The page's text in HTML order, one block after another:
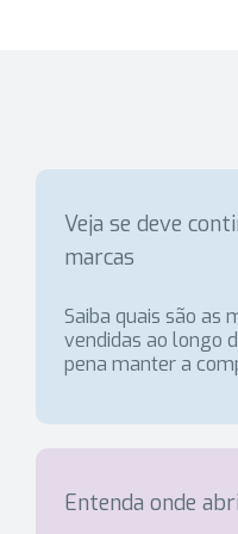
Veja se deve
marcas
Saiba quais são as
vendidas ao longo
pena manter a
Entenda onde